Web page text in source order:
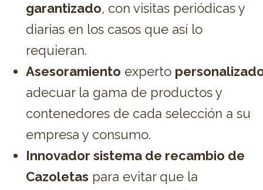
garantizado, con visitas periódicas y
diarias en los casos que así lo
requieran.
Asesoramiento experto
adecuar la gama de productos y
contenedores de cada selección a su
empresa y consumo.
Innovador sistema de recambio de
Cazoletas para evitar que la